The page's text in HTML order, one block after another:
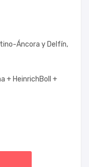
Áncora y Delfín,
+ HeinrichBoll +